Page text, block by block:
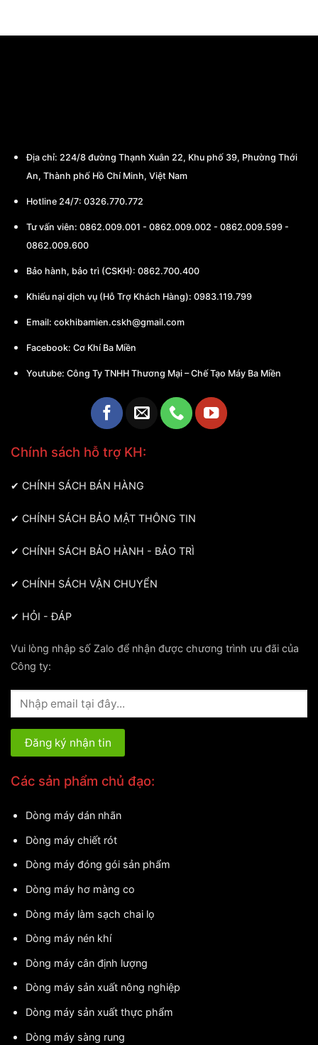
Địa chỉ: 224/8 đường Thạnh Xuân 22, Khu phố 39, Phường Thới
An, Thành phố Hồ Chí Minh, Việt Nam
Hotline 24/7: 0326.770.772
Tư vấn viên: 0862.009.001 - 0862.009.002 - 0862.009.599 -
0862.009.600
Bảo hành, bảo trì (CSKH): 0862.700.400
Khiếu nại dịch vụ (Hỗ Trợ Khách Hàng): 0983.119.799
Email: cokhibamien.cskh@gmail.com
Facebook: Cơ Khí Ba Miền
Youtube: Công Ty TNHH Thương Mại – Chế Tạo Máy Ba Miền
Chính sách hỗ trợ KH:
✔ CHÍNH SÁCH BÁN HÀNG
✔ CHÍNH SÁCH BẢO MẬT THÔNG TIN
✔ CHÍNH SÁCH BẢO HÀNH - BẢO TRÌ
✔ CHÍNH SÁCH VẬN CHUYỂN
✔ HỎI - ĐÁP
Vui lòng nhập số Zalo để nhận được chương trình ưu đãi của
Công ty:
Các sản phẩm chủ đạo:
Dòng máy dán nhãn
Dòng máy chiết rót
Dòng máy đóng gói sản phẩm
Dòng máy hơ màng co
Dòng máy làm sạch chai lọ
Dòng máy nén khí
Dòng máy cân định lượng
Dòng máy sản xuất nông nghiệp
Dòng máy sản xuất thực phẩm
Dòng máy sàng rung